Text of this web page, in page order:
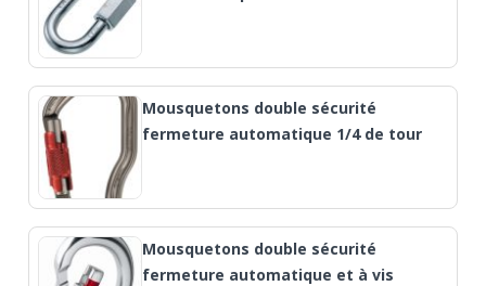
Mousquetons double sécurité
fermeture automatique 1/4 de tour
Mousquetons double sécurité
fermeture automatique et à vis